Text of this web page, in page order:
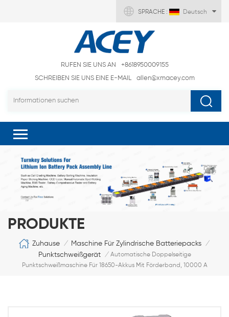
SPRACHE : Deutsch
RUFEN SIE UNS AN
+8618950009155
SCHREIBEN SIE UNS EINE E-MAIL
allen@xmacey.com
PRODUKTE
Zuhause / Maschine Für Zylindrische Batteriepacks /
Punktschweißgerät / Automatische Doppelseitige
Punktschweißmaschine Für 18650-Akkus Mit Förderband, 10000 A